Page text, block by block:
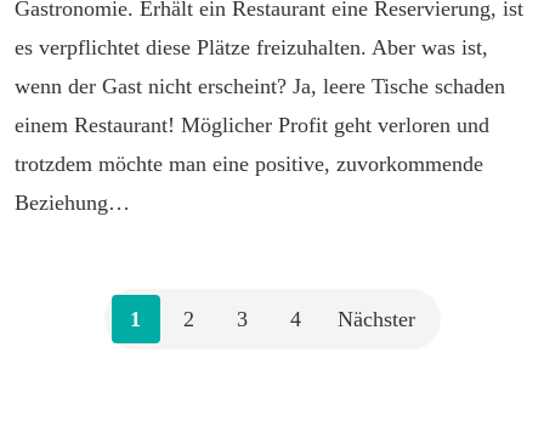
Gastronomie. Erhält ein Restaurant eine Reservierung, ist
es verpflichtet diese Plätze freizuhalten. Aber was ist,
wenn der Gast nicht erscheint? Ja, leere Tische schaden
einem Restaurant! Möglicher Profit geht verloren und
trotzdem möchte man eine positive, zuvorkommende
Beziehung…
1 2 3 4 Nächster